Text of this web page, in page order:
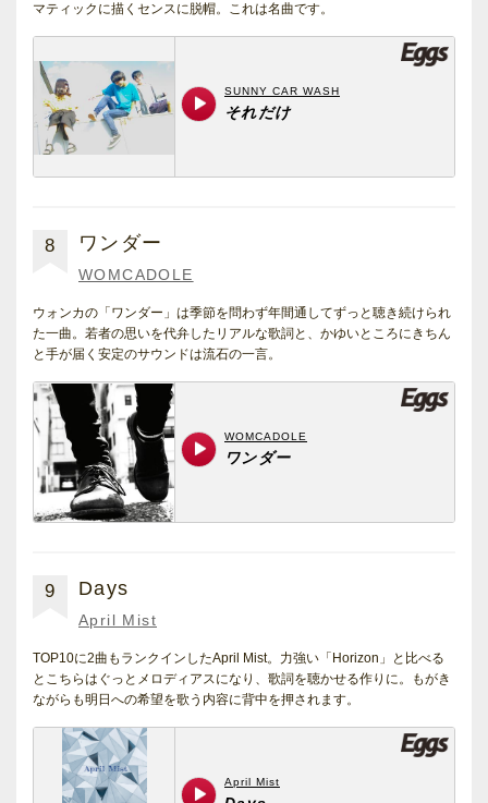
マティックに描くセンスに脱帽。これは名曲です。
8 ワンダー
WOMCADOLE
ウォンカの「ワンダー」は季節を問わず年間通してずっと聴き続けられ
た一曲。若者の思いを代弁したリアルな歌詞と、かゆいところにきちん
と手が届く安定のサウンドは流石の一言。
9 Days
April Mist
TOP10に2曲もランクインしたApril Mist。力強い「Horizon」と比べる
とこちらはぐっとメロディアスになり、歌詞を聴かせる作りに。もがき
ながらも明日への希望を歌う内容に背中を押されます。